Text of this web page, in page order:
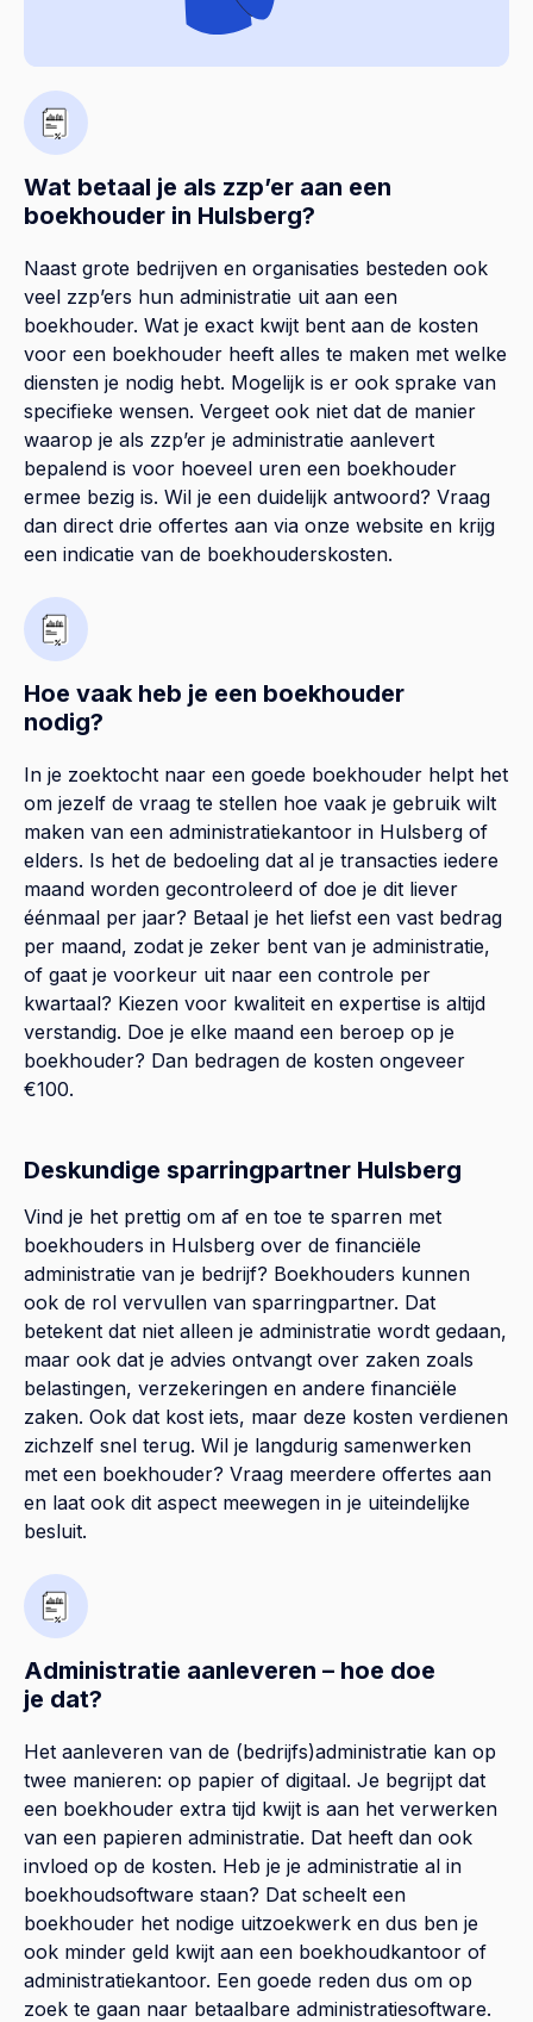
Wat betaal je als zzp’er aan een
boekhouder in Hulsberg?
Naast grote bedrijven en organisaties besteden ook
veel zzp’ers hun administratie uit aan een
boekhouder. Wat je exact kwijt bent aan de kosten
voor een boekhouder heeft alles te maken met welke
diensten je nodig hebt. Mogelijk is er ook sprake van
specifieke wensen. Vergeet ook niet dat de manier
waarop je als zzp’er je administratie aanlevert
bepalend is voor hoeveel uren een boekhouder
ermee bezig is. Wil je een duidelijk antwoord? Vraag
dan direct drie offertes aan via onze website en krijg
een indicatie van de boekhouderskosten.
Hoe vaak heb je een boekhouder
nodig?
In je zoektocht naar een goede boekhouder helpt het
om jezelf de vraag te stellen hoe vaak je gebruik wilt
maken van een administratiekantoor in Hulsberg of
elders. Is het de bedoeling dat al je transacties iedere
maand worden gecontroleerd of doe je dit liever
éénmaal per jaar? Betaal je het liefst een vast bedrag
per maand, zodat je zeker bent van je administratie,
of gaat je voorkeur uit naar een controle per
kwartaal? Kiezen voor kwaliteit en expertise is altijd
verstandig. Doe je elke maand een beroep op je
boekhouder? Dan bedragen de kosten ongeveer
€100.
Deskundige sparringpartner Hulsberg
Vind je het prettig om af en toe te sparren met
boekhouders in Hulsberg over de financiële
administratie van je bedrijf? Boekhouders kunnen
ook de rol vervullen van sparringpartner. Dat
betekent dat niet alleen je administratie wordt gedaan,
maar ook dat je advies ontvangt over zaken zoals
belastingen, verzekeringen en andere financiële
zaken. Ook dat kost iets, maar deze kosten verdienen
zichzelf snel terug. Wil je langdurig samenwerken
met een boekhouder? Vraag meerdere offertes aan
en laat ook dit aspect meewegen in je uiteindelijke
besluit.
Administratie aanleveren – hoe doe
je dat?
Het aanleveren van de (bedrijfs)administratie kan op
twee manieren: op papier of digitaal. Je begrijpt dat
een boekhouder extra tijd kwijt is aan het verwerken
van een papieren administratie. Dat heeft dan ook
invloed op de kosten. Heb je je administratie al in
boekhoudsoftware staan? Dat scheelt een
boekhouder het nodige uitzoekwerk en dus ben je
ook minder geld kwijt aan een boekhoudkantoor of
administratiekantoor. Een goede reden dus om op
zoek te gaan naar betaalbare administratiesoftware.